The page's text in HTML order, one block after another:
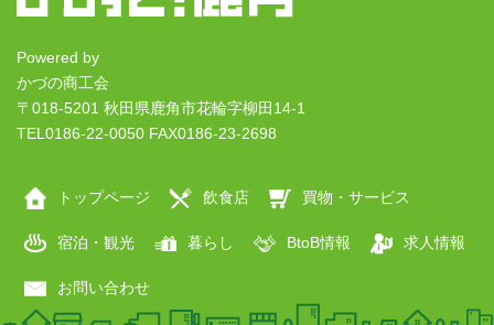
Powered by
かづの商工会
〒018-5201 秋田県鹿角市花輪字柳田14-1
TEL0186-22-0050 FAX0186-23-2698
トップページ 飲食店 買物・サービス
宿泊・観光 暮らし BtoB情報 求人情報
お問い合わせ